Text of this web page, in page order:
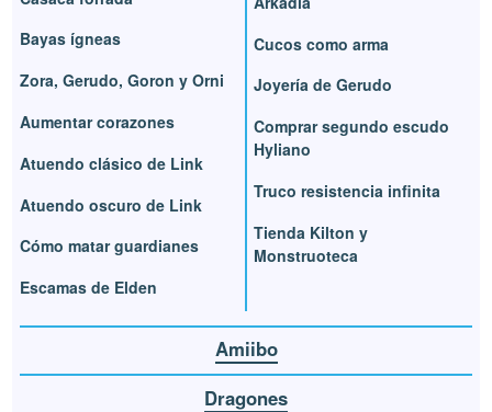
Bayas ígneas
Zora, Gerudo, Goron y Orni
Aumentar corazones
Atuendo clásico de Link
Atuendo oscuro de Link
Cómo matar guardianes
Escamas de Elden
Cucos como arma
Joyería de Gerudo
Comprar segundo escudo
Hyliano
Truco resistencia infinita
Tienda Kilton y
Monstruoteca
Amiibo
Dragones